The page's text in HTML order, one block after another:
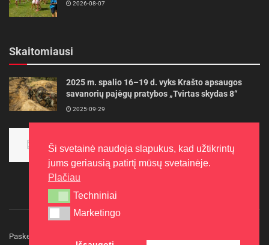
2026-08-07
Skaitomiausi
2025 m. spalio 16–19 d. vyks Krašto apsaugos
savanorių pajėgų pratybos „Tvirtas skydas 8“
2025-09-29
aukso
2015-10-30
Paskelbkite naujieną
Ši svetainė naudoja slapukus, kad užtikrintų
jums geriausią patirtį mūsų svetainėje.
Plačiau
Techniniai
Techniniai
Marketingo
Marketingo